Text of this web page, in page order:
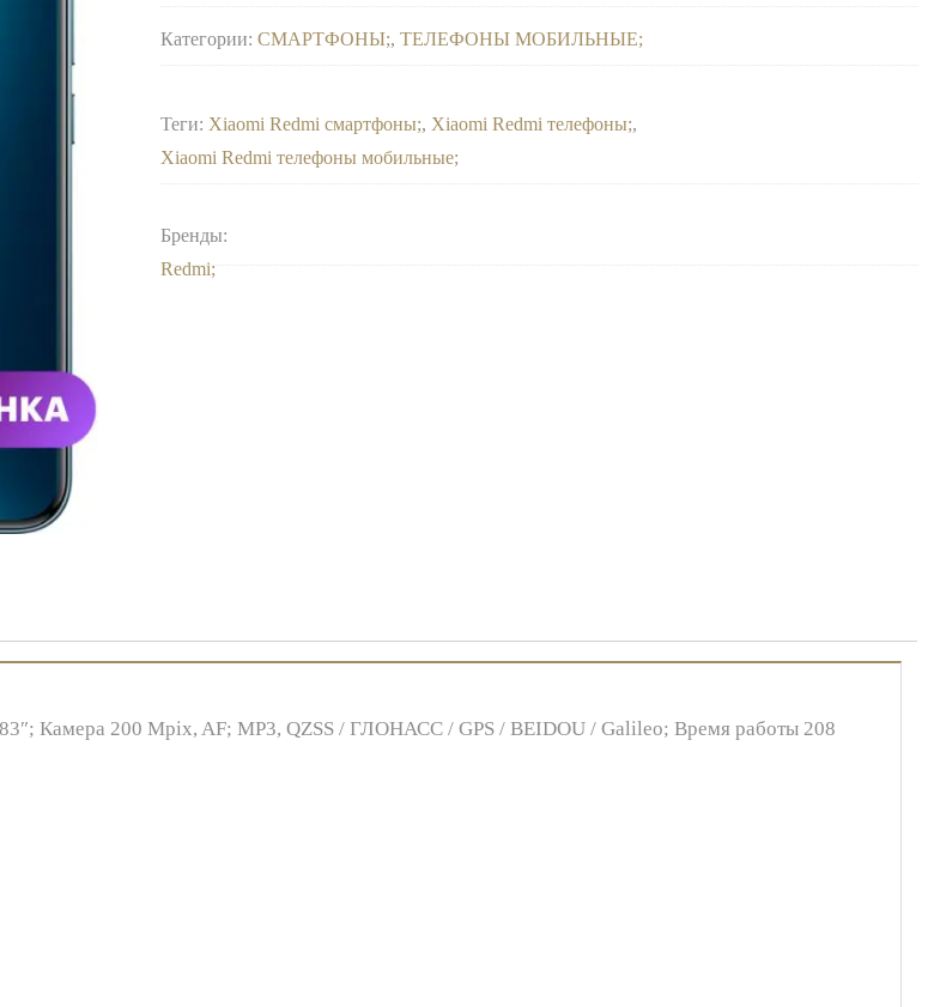
Категории:СМАРТФОНЫ ,ТЕЛЕФОНЫ МОБИЛЬНЫЕ
Теги: Xiaomi Redmi смартфоны , Xiaomi Redmi телефоны ,
Xiaomi Redmi телефоны мобильные
Бренды:
Redmi
Камера 200 Mpix, AF; MP3, QZSS / ГЛОНАСС / GPS / BEIDOU / Galileo; Время работы 208